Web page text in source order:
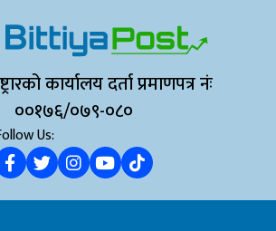
कार्यालय दर्ता प्रमाणपत्र नंः
००१७६/०७९-०८०
Us: